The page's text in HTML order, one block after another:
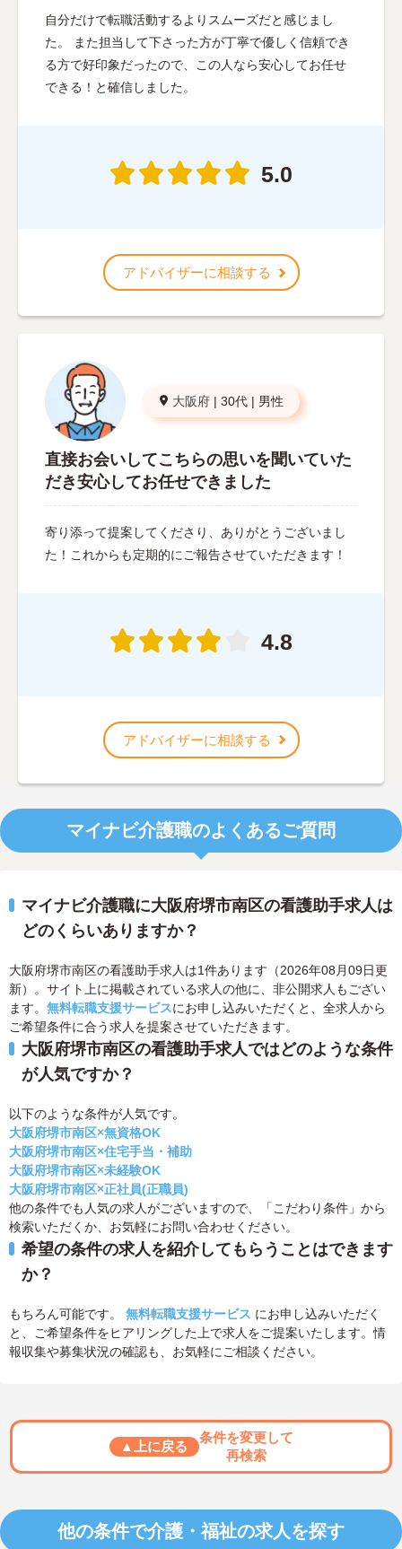
自分だけで転職活動するよりスムーズだと感じまし
た。 また担当して下さった方が丁寧で優しく信頼でき
る方で好印象だったので、この人なら安心してお任せ
できる！と確信しました。
5.0
アドバイザーに相談する
大阪府 | 30代 | 男性
直接お会いしてこちらの思いを聞いていた
だき安心してお任せできました
寄り添って提案してくださり、ありがとうございまし
た！これからも定期的にご報告させていただきます！
4.8
アドバイザーに相談する
マイナビ介護職のよくあるご質問
マイナビ介護職に大阪府堺市南区の看護助手求人は
どのくらいありますか？
大阪府堺市南区の看護助手求人は1件あります（2026年08月09日更
新）。サイト上に掲載されている求人の他に、非公開求人もござい
ます。 無料転職支援サービスにお申し込みいただくと、全求人から
ご希望条件に合う求人を提案させていただきます。
大阪府堺市南区の看護助手求人ではどのような条件
が人気ですか？
以下のような条件が人気です。
大阪府堺市南区×無資格OK
大阪府堺市南区×住宅手当・補助
大阪府堺市南区×未経験OK
大阪府堺市南区×正社員(正職員)
他の条件でも人気の求人がございますので、「こだわり条件」から
検索いただくか、お気軽にお問い合わせください。
希望の条件の求人を紹介してもらうことはできます
か？
もちろん可能です。 無料転職支援サービス にお申し込みいただく
と、ご希望条件をヒアリングした上で求人をご提案いたします。情
報収集や募集状況の確認も、お気軽にご相談ください。
▲上に戻る
条件を変更して
再検索
他の条件で介護・福祉の求人を探す